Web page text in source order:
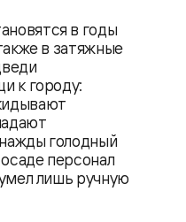
в годы
в затяжные
к городу:
голодный
персонал
лишь ручную